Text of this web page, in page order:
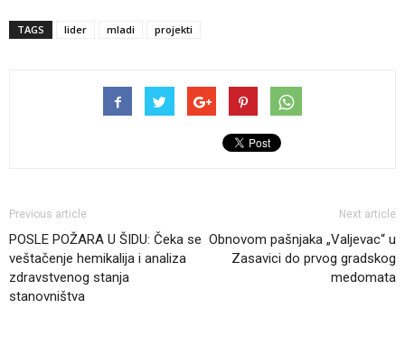
TAGS lider mladi projekti
Previous article
POSLE POŽARA U ŠIDU: Čeka se
veštačenje hemikalija i analiza
zdravstvenog stanja
stanovništva
Next article
Obnovom pašnjaka „Valjevac“ u
Zasavici do prvog gradskog
medomata